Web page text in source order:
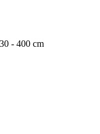
- 400 cm